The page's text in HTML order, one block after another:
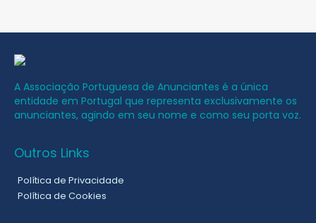
A Associação Portuguesa de Anunciantes é a única
entidade em Portugal que representa exclusivamente os
anunciantes, agindo em seu nome e como seu porta voz.
Outros Links
Política de Privacidade
Política de Cookies